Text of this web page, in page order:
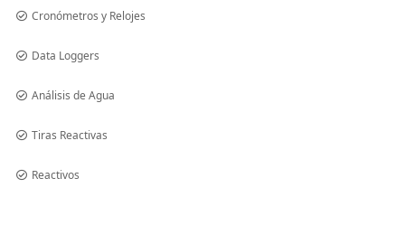
Cronómetros y Relojes
Data Loggers
Análisis de Agua
Tiras Reactivas
Reactivos